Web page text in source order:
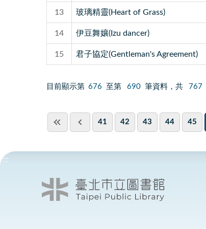
13 玻璃精靈(Heart of Grass)
14 伊豆舞孃(Izu dancer)
15 君子協定(Gentleman's Agreement)
目前顯示第 676 至第 690 筆資料，共 767
41 42 43 44 45
:::